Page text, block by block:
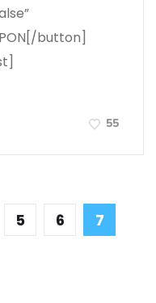
button]
55
5 6 7